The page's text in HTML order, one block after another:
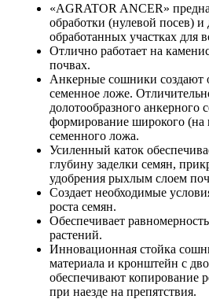
«AGRATOR ANCER»
обработки (нулевой посев) и
обработанных участках для
Отлично работает на
почвах.
Анкерные сошники создают
семенное ложе.
долотообразного анкерного
формирование широкого (на
семенного ложа.
Усиленный каток
глубину заделки семян,
удобрения рыхлым слоем
Создает необходимые
роста семян.
Обеспечивает
растений.
Инновационная стойка
материала и кронштейн с
обеспечивают копирование
при наезде на препятствия.